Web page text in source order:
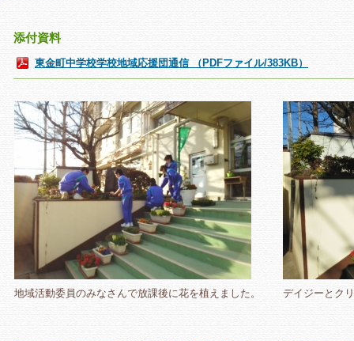
添付資料
東金町中学校学校地域応援団通信 （PDFファイル/383KB）
地域活動委員のみなさんで放課後に花を植えました。 デイジーとク